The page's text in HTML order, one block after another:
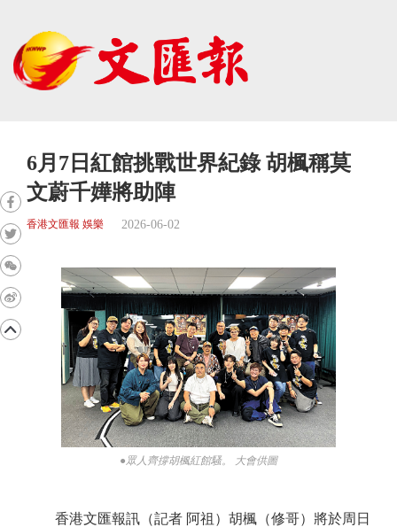
6月7日紅館挑戰世界紀錄 胡楓稱莫
文蔚千嬅將助陣
香港文匯報 娛樂 2026-06-02
●眾人齊撐胡楓紅館騷。 大會供圖
香港文匯報訊（記者 阿祖）胡楓（修哥）將於周日